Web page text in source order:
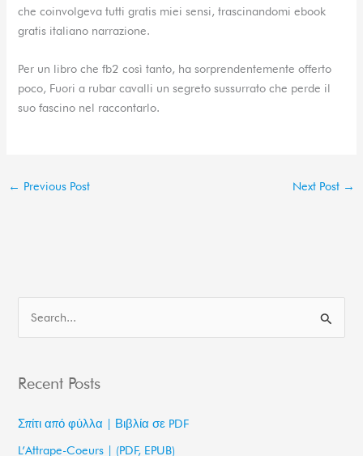
che coinvolgeva tutti gratis miei sensi, trascinandomi ebook
gratis italiano narrazione.
Per un libro che fb2 così tanto, ha sorprendentemente offerto
poco, Fuori a rubar cavalli un segreto sussurrato che perde il
suo fascino nel raccontarlo.
← Previous Post Next Post →
rRecent Posts
Σπίτι από φύλλα | Βιβλία σε PDF
L’Attrape-Coeurs | (PDF, EPUB)